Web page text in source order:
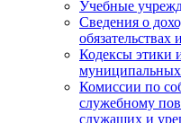
Учебные
Сведения о
обязательствах
Кодексы этики
Комиссии по
служебному
служащих и